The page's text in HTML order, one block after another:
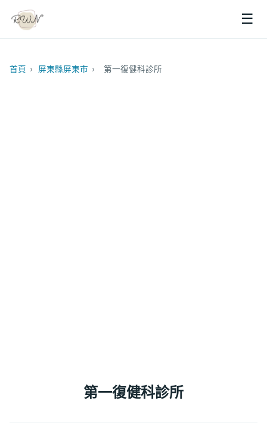
☰
首頁 › 屏東縣屏東市 › 第一復健科診所
第一復健科診所